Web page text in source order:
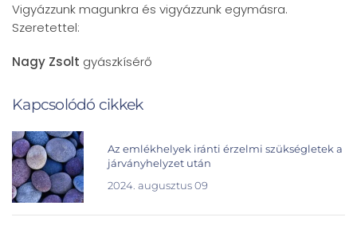
Vigyázzunk magunkra és vigyázzunk egymásra.
Szeretettel:
Nagy Zsolt gyászkísérő
Kapcsolódó cikkek
Az emlékhelyek iránti érzelmi szükségletek a
járványhelyzet után
2024. augusztus 09